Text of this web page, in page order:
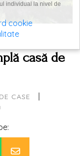
casă de
CASE |
individual la nivel de
cookie